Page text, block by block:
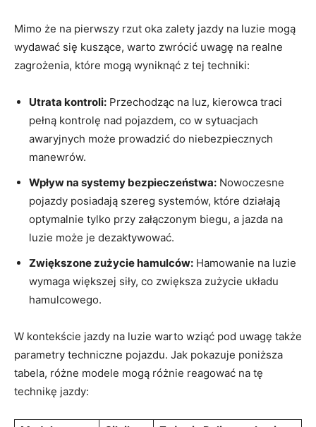
Mimo że na pierwszy rzut oka zalety jazdy na luzie mogą
wydawać się kuszące, warto zwrócić uwagę na realne
zagrożenia, które mogą wyniknąć z tej techniki:
Utrata kontroli: Przechodząc na luz, kierowca traci
pełną kontrolę nad pojazdem, co w sytuacjach
awaryjnych może prowadzić do niebezpiecznych
manewrów.
Wpływ na systemy bezpieczeństwa: Nowoczesne
pojazdy posiadają szereg systemów, które działają
optymalnie tylko przy załączonym biegu, a jazda na
luzie może je dezaktywować.
Zwiększone zużycie hamulców: Hamowanie na luzie
wymaga większej siły, co zwiększa zużycie układu
hamulcowego.
W kontekście jazdy na luzie warto wziąć pod uwagę także
parametry techniczne pojazdu. Jak pokazuje poniższa
tabela, różne modele mogą różnie reagować na tę
technikę jazdy: